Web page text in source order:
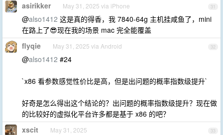
31
asirikker May 31, 2025 via iPhone
@also1412 这是真的得香，我 7840-64g 主机挂咸鱼了，mini
在路上了😎现在我的场景 mac 完全能覆盖
32
flyqie May 31, 2025 via Android
@also1412 #24
`x86 看参数感觉性价比是高，但是出问题的概率指数级提升`
好奇是怎么得出这个结论的？出问题的概率指数级提升？现在做
的比较好的虚拟化平台许多都是基于 x86 的吧？
33
xscit May 31, 2025